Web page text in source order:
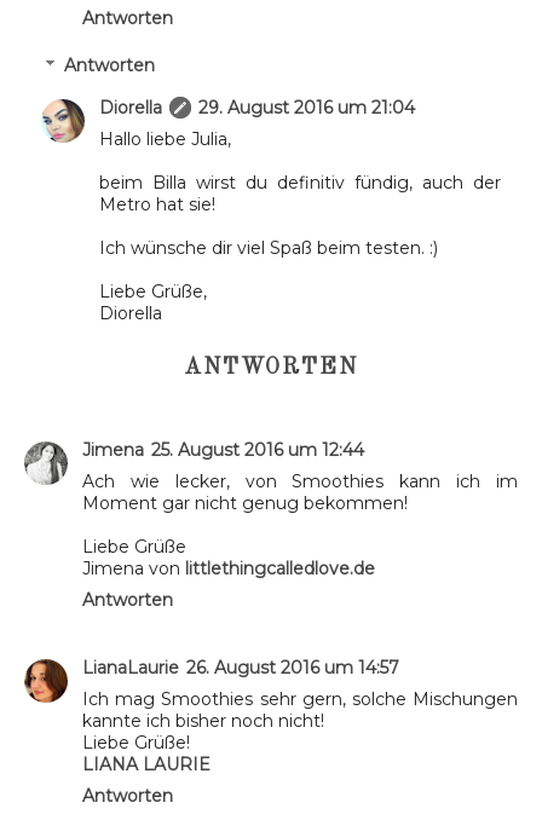
Antworten
Antworten
Diorella
29. August 2016 um 21:04
Hallo liebe Julia,
beim Billa wirst du definitiv fündig, auch der
Metro hat sie!
Ich wünsche dir viel Spaß beim testen. :)
Liebe Grüße,
Diorella
ANTWORTEN
Jimena 25. August 2016 um 12:44
Ach wie lecker, von Smoothies kann ich im
Moment gar nicht genug bekommen!
Liebe Grüße
Jimena von littlethingcalledlove.de
Antworten
LianaLaurie 26. August 2016 um 14:57
Ich mag Smoothies sehr gern, solche Mischungen
kannte ich bisher noch nicht!
Liebe Grüße!
LIANA LAURIE
Antworten